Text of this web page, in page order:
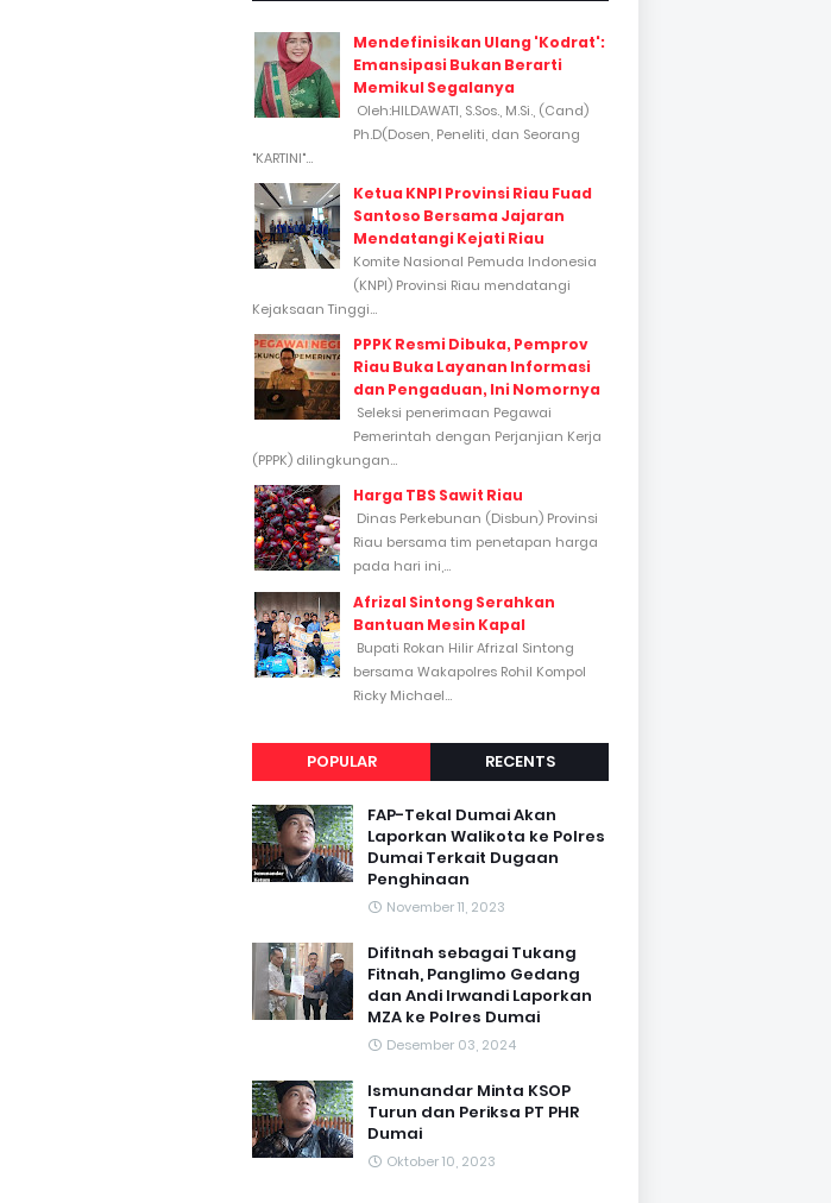
Mendefinisikan Ulang 'Kodrat':
Emansipasi Bukan Berarti
Memikul Segalanya
Oleh:HILDAWATI, S.Sos., M.Si., (Cand)
Ph.D(Dosen, Peneliti, dan Seorang
"KARTINI"...
Ketua KNPI Provinsi Riau Fuad
Santoso Bersama Jajaran
Mendatangi Kejati Riau
Komite Nasional Pemuda Indonesia
(KNPI) Provinsi Riau mendatangi
Kejaksaan Tinggi...
PPPK Resmi Dibuka, Pemprov
Riau Buka Layanan Informasi
dan Pengaduan, Ini Nomornya
Seleksi penerimaan Pegawai
Pemerintah dengan Perjanjian Kerja
(PPPK) dilingkungan...
Harga TBS Sawit Riau
Dinas Perkebunan (Disbun) Provinsi
Riau bersama tim penetapan harga
pada hari ini,...
Afrizal Sintong Serahkan
Bantuan Mesin Kapal
Bupati Rokan Hilir Afrizal Sintong
bersama Wakapolres Rohil Kompol
Ricky Michael...
POPULAR RECENTS
FAP-Tekal Dumai Akan
Laporkan Walikota ke Polres
Dumai Terkait Dugaan
Penghinaan
November 11, 2023
Difitnah sebagai Tukang
Fitnah, Panglimo Gedang
dan Andi Irwandi Laporkan
MZA ke Polres Dumai
Desember 03, 2024
Ismunandar Minta KSOP
Turun dan Periksa PT PHR
Dumai
Oktober 10, 2023